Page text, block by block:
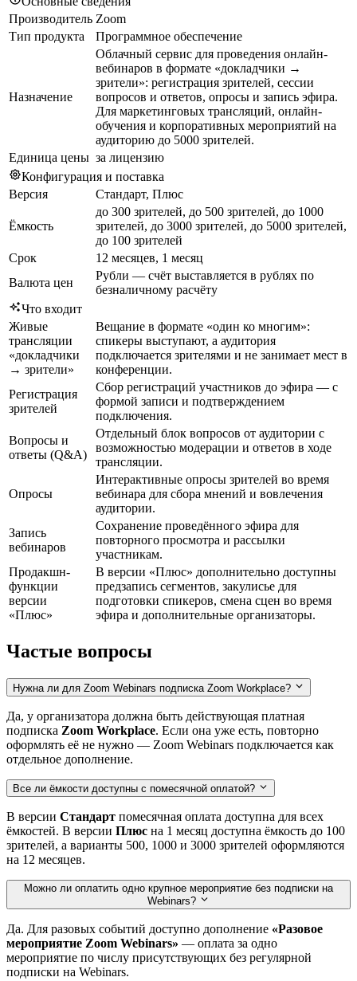
Производитель Zoom
Тип продукта
Программное обеспечение
Назначение
Облачный сервис для проведения онлайн-
вебинаров в формате «докладчики →
зрители»: регистрация зрителей, сессии
вопросов и ответов, опросы и запись эфира.
Для маркетинговых трансляций, онлайн-
обучения и корпоративных мероприятий на
аудиторию до 5000 зрителей.
Единица цены за лицензию
Конфигурация и поставка
Версия
Стандарт, Плюс
Ёмкость
до 300 зрителей, до 500 зрителей, до 1000
зрителей, до 3000 зрителей, до 5000 зрителей,
до 100 зрителей
Срок
12 месяцев, 1 месяц
Валюта цен
Рубли — счёт выставляется в рублях по
безналичному расчёту
Что входит
Живые
трансляции
«докладчики
→ зрители»
Вещание в формате «один ко многим»:
спикеры выступают, а аудитория
подключается зрителями и не занимает мест в
конференции.
Регистрация
зрителей
Сбор регистраций участников до эфира — с
формой записи и подтверждением
подключения.
Вопросы и
ответы (Q&A)
Отдельный блок вопросов от аудитории с
возможностью модерации и ответов в ходе
трансляции.
Опросы
Интерактивные опросы зрителей во время
вебинара для сбора мнений и вовлечения
аудитории.
Запись
вебинаров
Сохранение проведённого эфира для
повторного просмотра и рассылки
участникам.
Продакшн-
функции
версии
«Плюс»
В версии «Плюс» дополнительно доступны
предзапись сегментов, закулисье для
подготовки спикеров, смена сцен во время
эфира и дополнительные организаторы.
Частые вопросы
Нужна ли для Zoom Webinars подписка Zoom Workplace?
Да, у организатора должна быть действующая платная
подписка Zoom Workplace. Если она уже есть, повторно
оформлять её не нужно — Zoom Webinars подключается как
отдельное дополнение.
Все ли ёмкости доступны с помесячной оплатой?
В версии Стандарт помесячная оплата доступна для всех
ёмкостей. В версии Плюс на 1 месяц доступна ёмкость до 100
зрителей, а варианты 500, 1000 и 3000 зрителей оформляются
на 12 месяцев.
Можно ли оплатить одно крупное мероприятие без подписки на
Webinars?
Да. Для разовых событий доступно дополнение «Разовое
мероприятие Zoom Webinars» — оплата за одно
мероприятие по числу присутствующих без регулярной
подписки на Webinars.